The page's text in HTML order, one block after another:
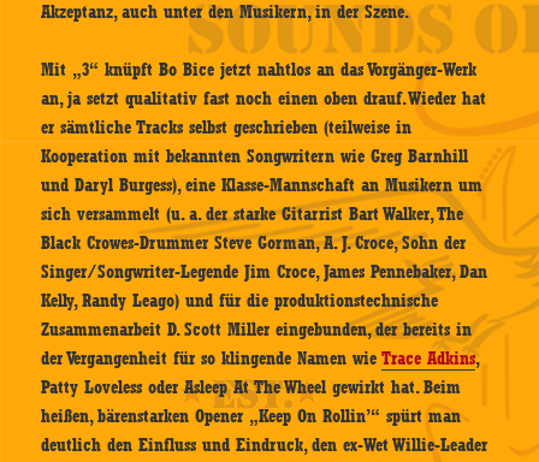
Akzeptanz, auch unter den Musikern, in der Szene.
Mit „3“ knüpft Bo Bice jetzt nahtlos an das Vorgänger-Werk
an, ja setzt qualitativ fast noch einen oben drauf. Wieder hat
er sämtliche Tracks selbst geschrieben (teilweise in
Kooperation mit bekannten Songwritern wie Greg Barnhill
und Daryl Burgess), eine Klasse-Mannschaft an Musikern um
sich versammelt (u. a. der starke Gitarrist Bart Walker, The
Black Crowes-Drummer Steve Gorman, A. J. Croce, Sohn der
Singer/Songwriter-Legende Jim Croce, James Pennebaker, Dan
Kelly, Randy Leago) und für die produktionstechnische
Zusammenarbeit D. Scott Miller eingebunden, der bereits in
der Vergangenheit für so klingende Namen wieTrace Adkins,
Patty Loveless oder Asleep At The Wheel gewirkt hat. Beim
heißen, bärenstarken Opener „Keep On Rollin’“ spürt man
deutlich den Einfluss und Eindruck, den ex-Wet Willie-Leader